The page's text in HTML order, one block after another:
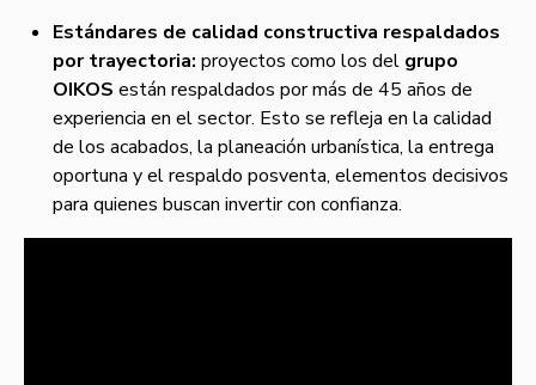
Estándares de calidad constructiva respaldados
por trayectoria: proyectos como los del grupo
OIKOS están respaldados por más de 45 años de
experiencia en el sector. Esto se refleja en la calidad
de los acabados, la planeación urbanística, la entrega
oportuna y el respaldo posventa, elementos decisivos
para quienes buscan invertir con confianza.